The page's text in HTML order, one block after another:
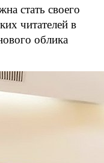
стать своего
читателей в
облика